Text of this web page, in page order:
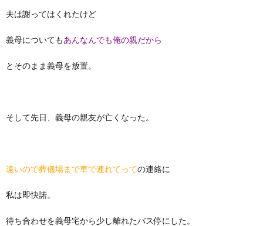
夫は謝ってはくれたけど
義母についてもあんなんでも俺の親だから
とそのまま義母を放置。
そして先日、義母の親友が亡くなった。
遠いので葬儀場まで車で連れてっての連絡に
私は即快諾。
待ち合わせを義母宅から少し離れたバス停にした。